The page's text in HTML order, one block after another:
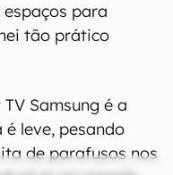
para
tão prático
Samsung é a
leve, pesando
de parafusos nos